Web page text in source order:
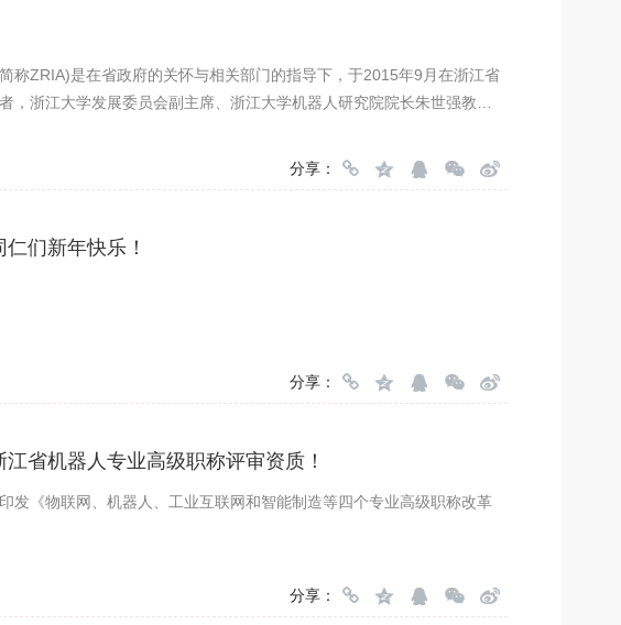
ZRIA)是在省政府的关怀与相关部门的指导下，于2015年9月在浙江省
浙江大学发展委员会副主席、浙江大学机器人研究院院长朱世强教授
分享：
们新年快乐！
分享：
省机器人专业高级职称评审资质！
发《物联网、机器人、工业互联网和智能制造等四个专业高级职称改革
分享：